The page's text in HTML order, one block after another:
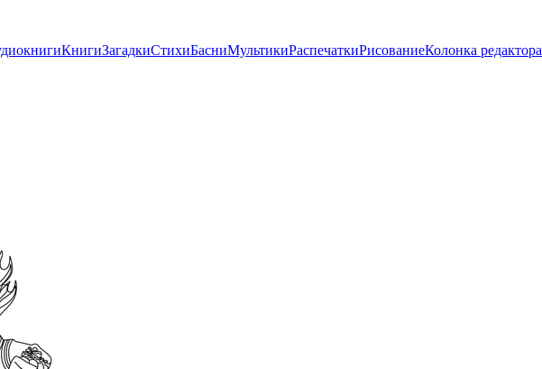
КнигиЗагадкиСтихиБасниМультикиРаспечаткиРисованиеКолонка редактора